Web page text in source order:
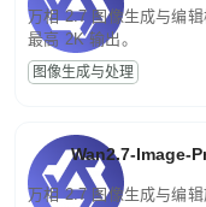
万相 2.7 图像生成与编
最高 2K 输出。
图像生成与处理
Wan2.7-Image-
万相 2.7 图像生成与编